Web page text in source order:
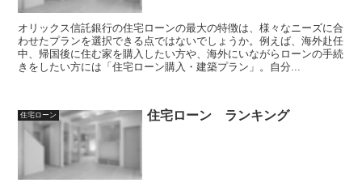
オリックス信託銀行の住宅ローンの最大の特徴は、様々なニーズに合
わせたプランを選択できる点ではないでしょうか。例えば、海外赴任
中、帰国後に住む家を購入したい方や、海外にいながらローンの手続
きをしたい方には「住宅ローン購入・建築プラン」。自分...
住宅ローン 住宅ローン ランキング